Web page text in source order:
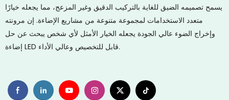
يسمح تصميمه الضيق للغاية بالتركيب الدقيق وغير المزعج، مما يجعله خيارًا
متعدد الاستخدامات لمجموعة متنوعة من مشاريع الإضاءة. إن مرونته
وإخراج الضوء عالي الجودة يجعله الخيار الأمثل لأي شخص يبحث عن حل
إضاءة LED قابل للتخصيص وعالي الأداء.